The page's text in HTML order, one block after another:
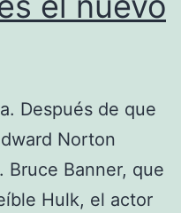
Después de que
Norton
Bruce Banner, que
Hulk, el actor